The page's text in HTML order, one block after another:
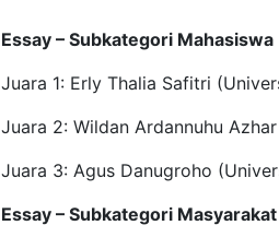
Essay – Subkategori Mahasiswa
Juara 1: Erly Thalia Safitri
Juara 2: Wildan Ardannuhu
Juara 3: Agus Danugroho
Essay – Subkategori